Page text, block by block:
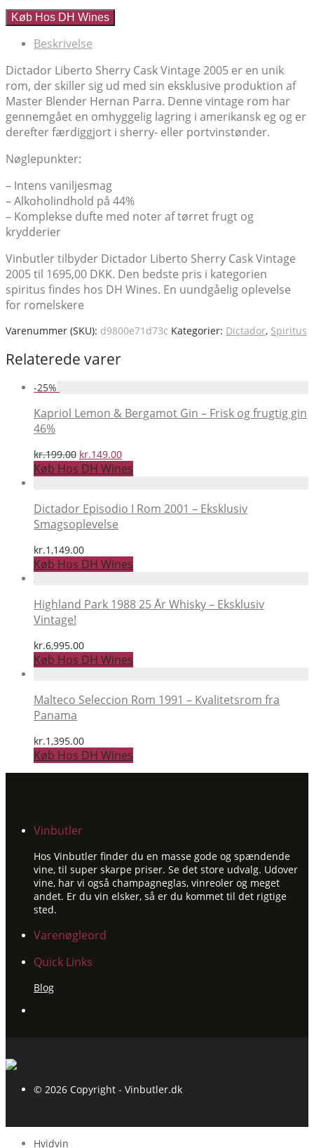
Køb Hos DH Wines
Beskrivelse
Dictador Liberto Sherry Cask Vintage 2005 er en unik
rom, der skiller sig ud med sin eksklusive produktion af
Master Blender Hernan Parra. Denne vintage rom har
gennemgået en omhyggelig lagring i amerikansk eg og er
derefter færdiggjort i sherry- eller portvinstønder.
Nøglepunkter:
– Intens vaniljesmag
– Alkoholindhold på 44%
– Komplekse dufte med noter af tørret frugt og
krydderier
Vinbutler tilbyder Dictador Liberto Sherry Cask Vintage
2005 til 1695,00 DKK. Den bedste pris i kategorien
spiritus findes hos DH Wines. En uundgåelig oplevelse
for romelskere
Varenummer (SKU): d9800e71d73c Kategorier: Dictador, Spiritus
Relaterede varer
-25%
Kapriol Lemon & Bergamot Gin – Frisk og frugtig gin
46%
kr.199.00 Den
oprindelige
pris
kr.199.00.
kr.149.00Den
aktuelle
pris
kr.149.00.
Køb Hos DH Wines
Dictador Episodio I Rom 2001 – Eksklusiv
Smagsoplevelse
kr.1,149.00
Køb Hos DH Wines
Highland Park 1988 25 År Whisky – Eksklusiv
Vintage!
kr.6,995.00
Køb Hos DH Wines
Malteco Seleccion Rom 1991 – Kvalitetsrom fra
Panama
kr.1,395.00
Køb Hos DH Wines
Vinbutler
Hos Vinbutler finder du en masse gode og spændende
vine, til super skarpe priser. Se det store udvalg. Udover
vine, har vi også champagneglas, vinreoler og meget
andet. Er du vin elsker, så er du kommet til det rigtige
sted.
Varenøgleord
Quick Links
Blog
© 2026 Copyright - Vinbutler.dk
Hvidvin